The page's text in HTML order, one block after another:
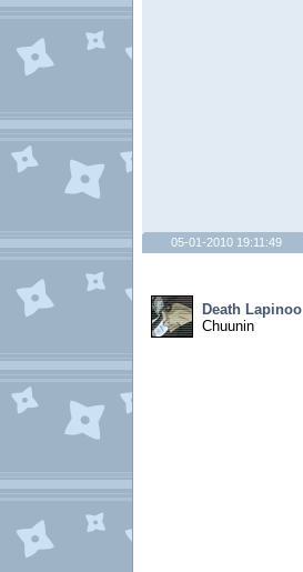
05-01-2010 19:11:49
Death Lapinoo
Chuunin